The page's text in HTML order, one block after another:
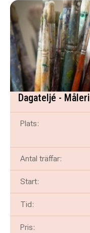
Dagateljé - Måleri
Plats:
Antal träffar:
Start:
Tid:
Pris: